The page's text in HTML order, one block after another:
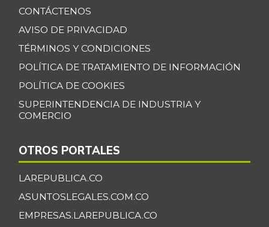
CONTÁCTENOS
AVISO DE PRIVACIDAD
TÉRMINOS Y CONDICIONES
POLÍTICA DE TRATAMIENTO DE INFORMACIÓN
POLÍTICA DE COOKIES
SUPERINTENDENCIA DE INDUSTRIA Y
COMERCIO
OTROS PORTALES
LAREPUBLICA.CO
ASUNTOSLEGALES.COM.CO
EMPRESAS.LAREPUBLICA.CO